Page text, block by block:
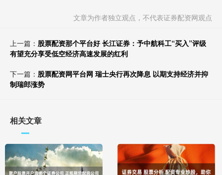
文章为作者独立观点，不代表证券配资网观点
上一篇： 股票配资那个平台好 长江证券：予中航科工“买入”评级
有望充分享受低空经济高速发展的红利
下一篇： 股票配资网平台网 瑞士央行再次降息 以期支持经济并抑
制瑞郎涨势
相关文章